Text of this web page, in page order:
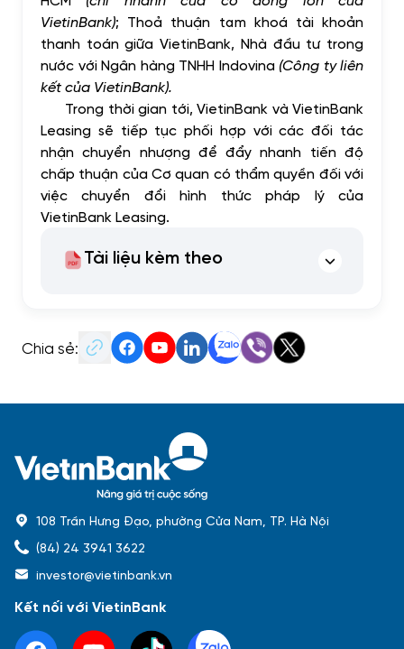
VietinBank); Thoả thuận tạm khoá tài khoản
thanh toán giữa VietinBank, Nhà đầu tư trong
nước với Ngân hàng TNHH Indovina (Công ty liên
kết của VietinBank).
Trong thời gian tới, VietinBank và VietinBank
Leasing sẽ tiếp tục phối hợp với các đối tác
nhận chuyển nhượng để đẩy nhanh tiến độ
chấp thuận của Cơ quan có thẩm quyền đối với
việc chuyển đổi hình thức pháp lý của
VietinBank Leasing.
Tài liệu kèm theo
Chia sẻ:
108 Trần Hưng Đạo, phường Cửa Nam, TP. Hà Nội
(84) 24 3941 3622
investor@vietinbank.vn
Kết nối với VietinBank